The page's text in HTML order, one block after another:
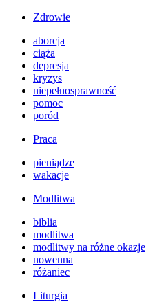
Zdrowie
aborcja
ciąża
depresja
kryzys
niepełnosprawność
pomoc
poród
Praca
pieniądze
wakacje
Modlitwa
biblia
modlitwa
modlitwy na różne okazje
nowenna
różaniec
Liturgia